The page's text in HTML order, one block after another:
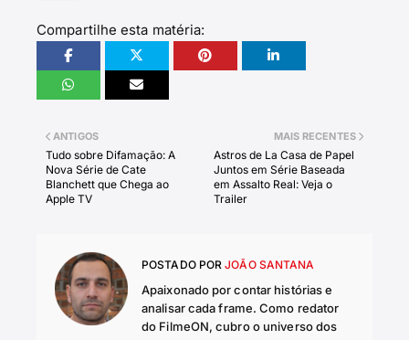
Compartilhe esta matéria:
MAIS RECENTES
Astros de La Casa de Papel
Juntos em Série Baseada
em Assalto Real: Veja o
Trailer
ANTIGOS
Tudo sobre Difamação: A
Nova Série de Cate
Blanchett que Chega ao
Apple TV
POSTADO POR JOÃO SANTANA
Apaixonado por contar histórias e
analisar cada frame. Como redator
do FilmeON, cubro o universo dos